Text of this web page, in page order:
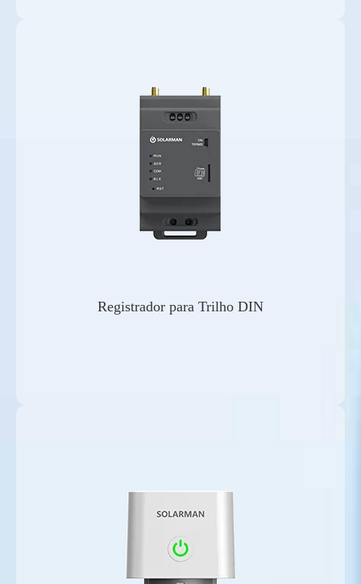
Registrador para Trilho DIN